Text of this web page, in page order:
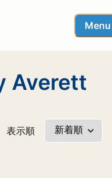
Menu
Averett
表示順